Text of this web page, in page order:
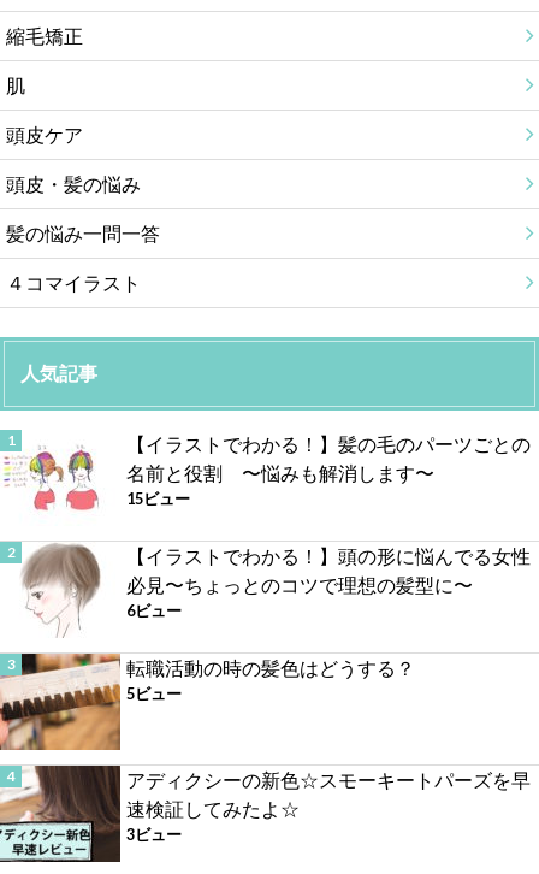
縮毛矯正
肌
頭皮ケア
頭皮・髪の悩み
髪の悩み一問一答
４コマイラスト
人気記事
【イラストでわかる！】髪の毛のパーツごとの
名前と役割 〜悩みも解消します〜
15ビュー
【イラストでわかる！】頭の形に悩んでる女性
必見〜ちょっとのコツで理想の髪型に〜
6ビュー
転職活動の時の髪色はどうする？
5ビュー
アディクシーの新色☆スモーキートパーズを早
速検証してみたよ☆
3ビュー